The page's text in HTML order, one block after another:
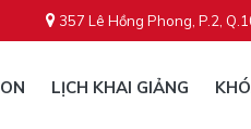
357 Lê Hồng Phong, P.2,
LỊCH KHAI GIẢNG